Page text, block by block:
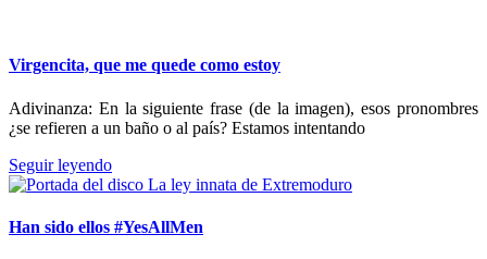
Virgencita, que me quede como estoy
Adivinanza: En la siguiente frase (de la imagen), esos pronombres
¿se refieren a un baño o al país? Estamos intentando
Seguir leyendo
Han sido ellos #YesAllMen